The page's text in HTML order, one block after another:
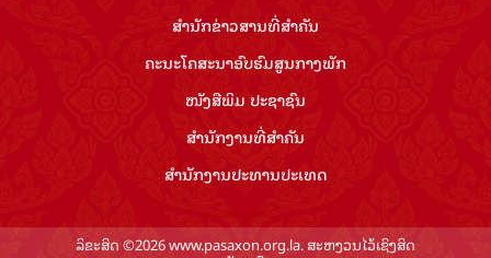
ສຳ​ນັກ​ຂ່າວ​ສານ​ທີ່​ສຳ​ຄັນ​
ຄະນະໂຄສະນາອົບຮົມ​ສູນ​ກາງ​ພັກ
ໜັງສືພິມ ປະ​ຊາ​ຊົນ
ສຳ​ນັກ​ງານ​ທີ່​ສຳ​ຄັນ
ສຳ​ນັກ​ງານ​ປະ​ທານ​ປະ​ເທດ
ລິຂະສິດ ©2026 www.pasaxon.org.la. ສະຫງວນໄວ້ເຊິງສິດ